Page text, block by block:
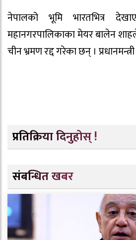
नेपालको भूमि भारतभित्र
महानगरपालिकाका मेयर बालेन
चीन भ्रमण रद्द गरेका छन् ।
प्रतिक्रिया दिनुहोस् !
संबन्धित खबर